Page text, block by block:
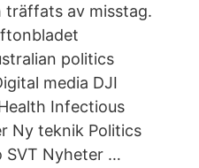
träffats av misstag.
politics
media DJI
Infectious
Ny teknik Politics
SVT Nyheter …